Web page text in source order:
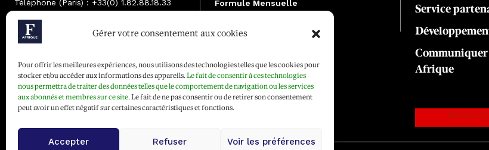
Gérer votre consentement aux cookies
Pour offrir les meilleures expériences, nous utilisons des technologies telles que les cookies pour
stocker et/ou accéder aux informations des appareils. Le fait de consentir à ces technologies
nous permettra de traiter des données telles que le comportement de navigation ou les services
aux abonnés et membres sur ce site. Le fait de ne pas consentir ou de retirer son consentement
peut avoir un effet négatif sur certaines caractéristiques et fonctions.
Accepter Refuser Voir les préférences
Téléphone (Paris) : +33(0) 1.82.88.18.33
Mail : contact@forbesafrique.com
Formule Mensuelle
Service
Communiquer
Afrique
Média Kit